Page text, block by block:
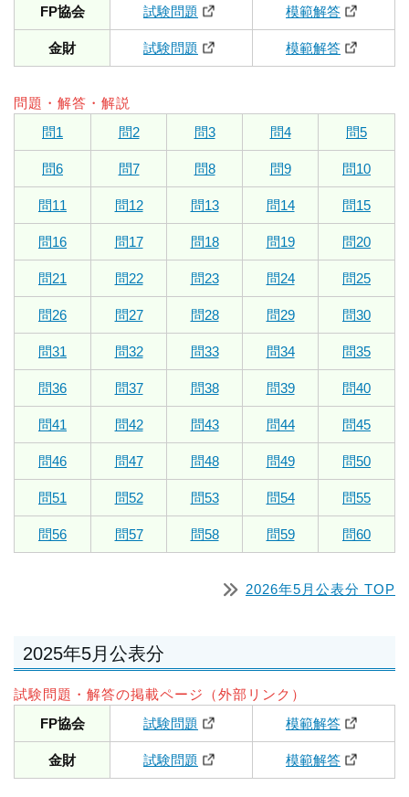
FP協会
試験問題 模範解答
金財 試験問題 模範解答
問題・解答・解説
問1
問2 問3 問4 問5
問6 問7 問8 問9 問10
問11 問12 問13 問14 問15
問16 問17 問18 問19 問20
問21 問22 問23 問24 問25
問26 問27 問28 問29 問30
問31 問32 問33 問34 問35
問36 問37 問38 問39 問40
問41 問42 問43 問44 問45
問46 問47 問48 問49 問50
問51 問52 問53 問54 問55
問56 問57 問58 問59 問60
2026年5月公表分 TOP
2025年5月公表分
試験問題・解答の掲載ページ（外部リンク）
FP協会
試験問題 模範解答
金財 試験問題 模範解答